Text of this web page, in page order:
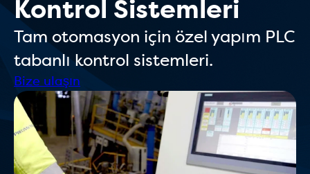
Kontrol Sistemleri
Tam otomasyon için özel yapım PLC
tabanlı kontrol sistemleri.
Bize ulaşın